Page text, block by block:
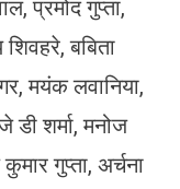
प्रमोद गुप्ता,
बबिता
मयंक लवानिया,
डी शर्मा, मनोज
गुप्ता, अर्चना